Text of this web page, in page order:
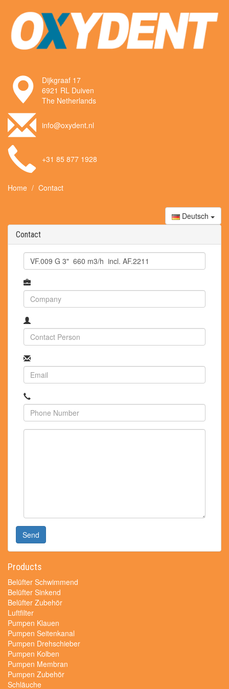
Dijkgraaf 17
6921 RL Duiven
The Netherlands
info@oxydent.nl
+31 85 877 1928
Home Contact
Deutsch
Contact
Send
Products
Belüfter Schwimmend
Belüfter Sinkend
Belüfter Zubehör
Luftfilter
Pumpen Klauen
Pumpen Seitenkanal
Pumpen Drehschieber
Pumpen Kolben
Pumpen Membran
Pumpen Zubehör
Schläuche